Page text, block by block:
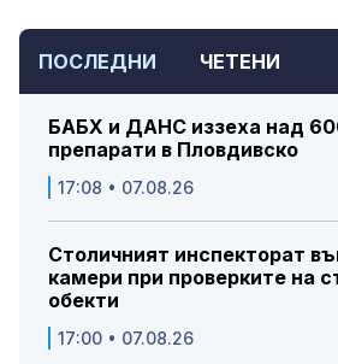
ПОСЛЕДНИ ЧЕТЕНИ
БАБХ и ДАНС иззеха над
препарати в Пловдивско
17:08 • 07.08.26
Столичният инспекторат
камери при проверките на
обекти
17:00 • 07.08.26